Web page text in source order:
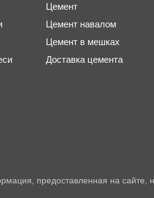
Цемент
Цемент навалом
Цемент в мешках
Доставка цемента
предоставленная на сайте,